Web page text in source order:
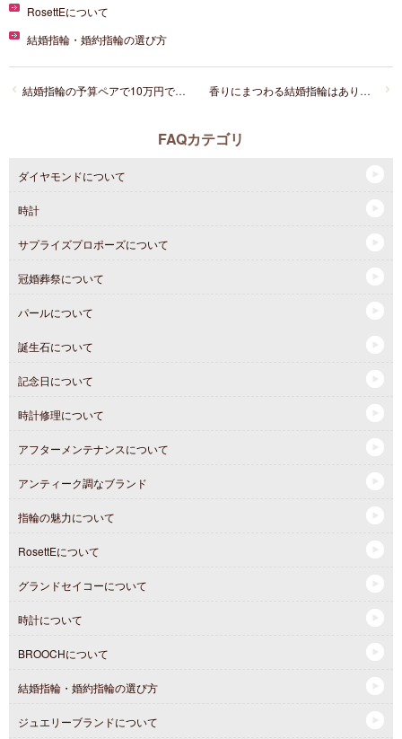
RosettEについて
結婚指輪・婚約指輪の選び方
香りにまつわる結婚指輪はありますか？
結婚指輪の予算ペアで10万円ですがデザインにこだわりたいです。
FAQカテゴリ
ダイヤモンドについて
時計
サプライズプロポーズについて
冠婚葬祭について
パールについて
誕生石について
記念日について
時計修理について
アフターメンテナンスについて
アンティーク調なブランド
指輪の魅力について
RosettEについて
グランドセイコーについて
時計について
BROOCHについて
結婚指輪・婚約指輪の選び方
ジュエリーブランドについて